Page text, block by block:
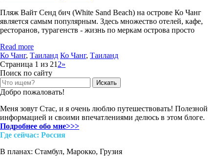
Пляж Вайт Сенд бич (White Sand Beach) на острове Ко Чанг
является самым популярным. Здесь множество отелей, кафе,
ресторанов, турагенств - жизнь по меркам острова просто
Read more
Ко Чанг, Таиланд Ко Чанг, Таиланд
Post
navigation
Страница 1 из 21 2»
Поиск по сайту
Search
for:
Добро пожаловать!
Меня зовут Стас, и я очень люблю путешествовать! Полезной
информацией и своими впечатлениями делюсь в этом блоге.
Подробнее обо мне>>>
Где cейчас: Россия
В планах: Стамбул, Марокко, Грузия